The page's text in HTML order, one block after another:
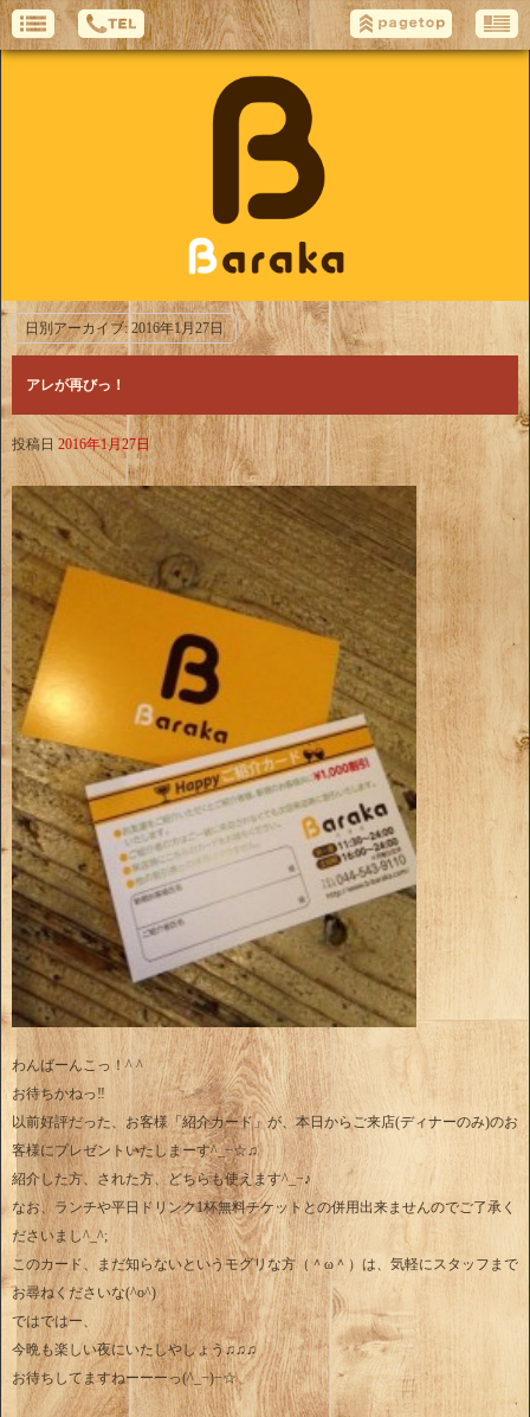
日別アーカイブ: 2016年1月27日
アレが再びっ！
投稿日 2016年1月27日
わんばーんこっ！^ ^
お待ちかねっ‼︎
以前好評だった、お客様「紹介カード」が、本日からご来店(ディナーのみ)のお
客様にプレゼントいたしまーす^_−☆♫
紹介した方、された方、どちらも使えます^_−♪
なお、ランチや平日ドリンク1杯無料チケットとの併用出来ませんのでご了承く
ださいまし^_^;
このカード、まだ知らないというモグリな方（＾ω＾）は、気軽にスタッフまで
お尋ねくださいな(^o^)
ではではー、
今晩も楽しい夜にいたしやしょう♫♫♫
お待ちしてますねーーーっ(^_−)−☆